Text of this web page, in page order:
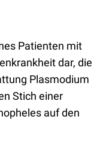
Patienten mit
dar, die
Plasmodium
Stich einer
auf den